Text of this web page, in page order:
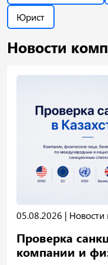
Юрист
Новости
05.08.2026 |
Проверка
компании и